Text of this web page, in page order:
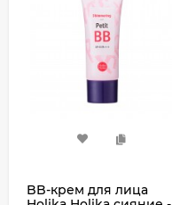
BB-крем для лица